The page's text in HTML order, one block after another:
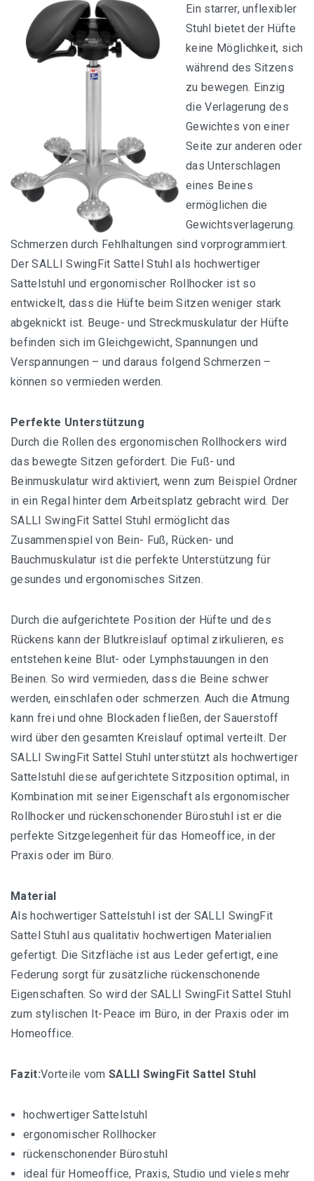
Ein starrer, unflexibler
Stuhl bietet der Hüfte
keine Möglichkeit, sich
während des Sitzens
zu bewegen. Einzig
die Verlagerung des
Gewichtes von einer
Seite zur anderen oder
das Unterschlagen
eines Beines
ermöglichen die
Gewichtsverlagerung.
Schmerzen durch Fehlhaltungen sind vorprogrammiert.
Der SALLI SwingFit Sattel Stuhl als hochwertiger
Sattelstuhl und ergonomischer Rollhocker ist so
entwickelt, dass die Hüfte beim Sitzen weniger stark
abgeknickt ist. Beuge- und Streckmuskulatur der Hüfte
befinden sich im Gleichgewicht, Spannungen und
Verspannungen – und daraus folgend Schmerzen –
können so vermieden werden.
Perfekte Unterstützung
Durch die Rollen des ergonomischen Rollhockers wird
das bewegte Sitzen gefördert. Die Fuß- und
Beinmuskulatur wird aktiviert, wenn zum Beispiel Ordner
in ein Regal hinter dem Arbeitsplatz gebracht wird. Der
SALLI SwingFit Sattel Stuhl ermöglicht das
Zusammenspiel von Bein- Fuß, Rücken- und
Bauchmuskulatur ist die perfekte Unterstützung für
gesundes und ergonomisches Sitzen.
Durch die aufgerichtete Position der Hüfte und des
Rückens kann der Blutkreislauf optimal zirkulieren, es
entstehen keine Blut- oder Lymphstauungen in den
Beinen. So wird vermieden, dass die Beine schwer
werden, einschlafen oder schmerzen. Auch die Atmung
kann frei und ohne Blockaden fließen, der Sauerstoff
wird über den gesamten Kreislauf optimal verteilt. Der
SALLI SwingFit Sattel Stuhl unterstützt als hochwertiger
Sattelstuhl diese aufgerichtete Sitzposition optimal, in
Kombination mit seiner Eigenschaft als ergonomischer
Rollhocker und rückenschonender Bürostuhl ist er die
perfekte Sitzgelegenheit für das Homeoffice, in der
Praxis oder im Büro.
Material
Als hochwertiger Sattelstuhl ist der SALLI SwingFit
Sattel Stuhl aus qualitativ hochwertigen Materialien
gefertigt. Die Sitzfläche ist aus Leder gefertigt, eine
Federung sorgt für zusätzliche rückenschonende
Eigenschaften. So wird der SALLI SwingFit Sattel Stuhl
zum stylischen It-Peace im Büro, in der Praxis oder im
Homeoffice.
Fazit:Vorteile vomSALLI SwingFit Sattel Stuhl
hochwertiger Sattelstuhl
ergonomischer Rollhocker
rückenschonender Bürostuhl
ideal für Homeoffice, Praxis, Studio und vieles mehr